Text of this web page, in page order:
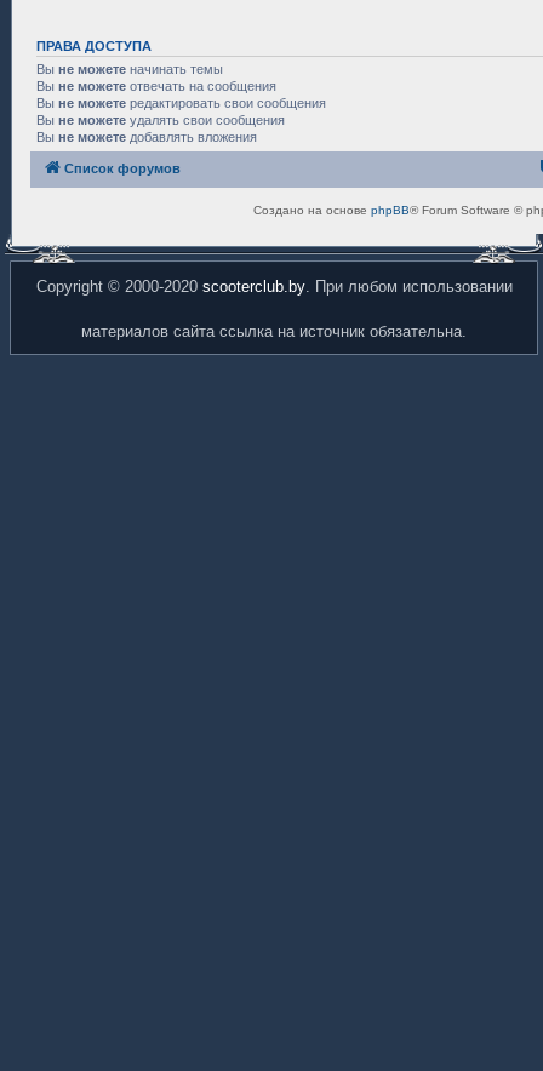
ПРАВА ДОСТУПА
Вы не можете начинать темы
Вы не можете отвечать на сообщения
Вы не можете редактировать свои сообщения
Вы не можете удалять свои сообщения
Вы не можете добавлять вложения
Список форумов
Создано на основе phpBB® Forum Software ©
Copyright © 2000-2020 scooterclub.by. При любом использовании
материалов сайта ссылка на источник обязательна.